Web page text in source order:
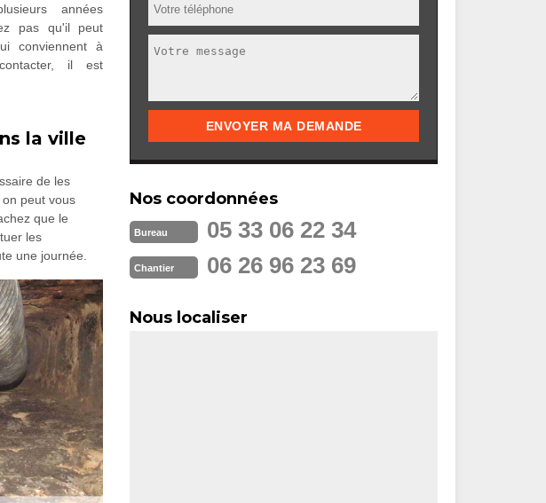
années
pas qu'il peut
conviennent à
il est
la ville
de les
peut vous
que le
les
une journée.
Nos coordonnées
Bureau 05 33 06 22 34
Chantier 06 26 96 23 69
Nous localiser